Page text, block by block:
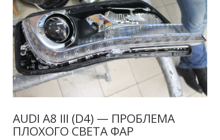
AUDI A8 III (D4) — ПРОБЛЕМА
ПЛОХОГО СВЕТА ФАР